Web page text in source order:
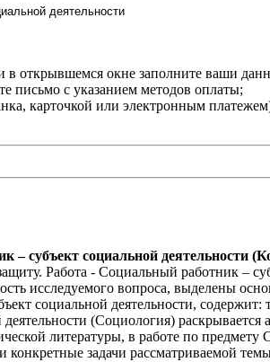
в открывшемся окне заполните ваши
письмо с указанием методов оплаты;
карточкой или электронным
– субъект социальной деятельности
Работа - Социальный работник –
исследуемого вопроса, выделены
социальной деятельности,
(Социология)
литературы, в работе по
задачи рассматриваемой